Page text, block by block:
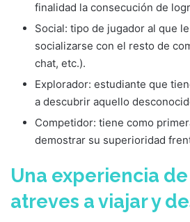
finalidad la consecución de
Social: tipo de jugador al que
socializarse con el resto de
chat, etc.).
Explorador: estudiante que
a descubrir aquello
Competidor: tiene como
demostrar su superioridad
Una experiencia de
atreves a viajar y